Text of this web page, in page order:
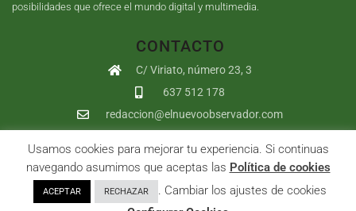
posibilidades que ofrece el mundo digital y multimedia.
CONTACTO
C/ Viriato, número 23, 3
637 512 178
redaccion@elnuevoobservador.com
Copyright ©2026 El Nuevo Observador | Sumurdigital Diseño web
yDesarrollo| All Rights Reserved |
Privacidad|Política de cookies|User
Usamos cookies para mejorar tu experiencia. Si continuas
navegando asumimos que aceptas las Política de cookies
ACEPTAR RECHAZAR
. Cambiar los ajustes de cookies